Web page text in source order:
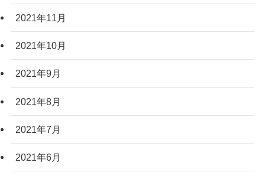
2021年11月
2021年10月
2021年9月
2021年8月
2021年7月
2021年6月